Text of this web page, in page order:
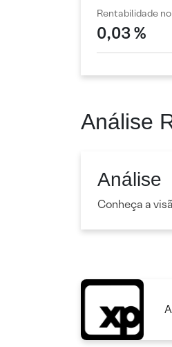
Rentabilidade
0,03 %
Análise
Análise
Conheça a